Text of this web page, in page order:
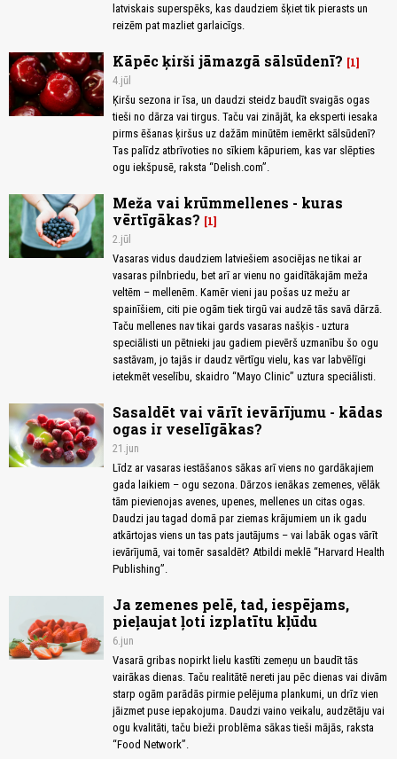
latviskais superspēks, kas daudziem šķiet tik pierasts un
reizēm pat mazliet garlaicīgs.
Kāpēc ķirši jāmazgā sālsūdenī? 1
4.jūl
Ķiršu sezona ir īsa, un daudzi steidz baudīt svaigās ogas
tieši no dārza vai tirgus. Taču vai zinājāt, ka eksperti iesaka
pirms ēšanas ķiršus uz dažām minūtēm iemērkt sālsūdenī?
Tas palīdz atbrīvoties no sīkiem kāpuriem, kas var slēpties
ogu iekšpusē, raksta “Delish.com”.
Meža vai krūmmellenes - kuras
vērtīgākas?
1
2.jūl
Vasaras vidus daudziem latviešiem asociējas ne tikai ar
vasaras pilnbriedu, bet arī ar vienu no gaidītākajām meža
veltēm – mellenēm. Kamēr vieni jau pošas uz mežu ar
spainīšiem, citi pie ogām tiek tirgū vai audzē tās savā dārzā.
Taču mellenes nav tikai gards vasaras našķis - uztura
speciālisti un pētnieki jau gadiem pievērš uzmanību šo ogu
sastāvam, jo tajās ir daudz vērtīgu vielu, kas var labvēlīgi
ietekmēt veselību, skaidro “Mayo Clinic” uztura speciālisti.
Sasaldēt vai vārīt ievārījumu - kādas
ogas ir veselīgākas?
21.jun
Līdz ar vasaras iestāšanos sākas arī viens no gardākajiem
gada laikiem – ogu sezona. Dārzos ienākas zemenes, vēlāk
tām pievienojas avenes, upenes, mellenes un citas ogas.
Daudzi jau tagad domā par ziemas krājumiem un ik gadu
atkārtojas viens un tas pats jautājums – vai labāk ogas vārīt
ievārījumā, vai tomēr sasaldēt? Atbildi meklē “Harvard Health
Publishing”.
Ja zemenes pelē, tad, iespējams,
pieļaujat ļoti izplatītu kļūdu
6.jun
Vasarā gribas nopirkt lielu kastīti zemeņu un baudīt tās
vairākas dienas. Taču realitātē nereti jau pēc dienas vai divām
starp ogām parādās pirmie pelējuma plankumi, un drīz vien
jāizmet puse iepakojuma. Daudzi vaino veikalu, audzētāju vai
ogu kvalitāti, taču bieži problēma sākas tieši mājās, raksta
“Food Network”.